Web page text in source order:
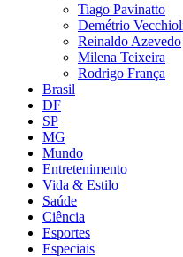
Tiago Pavinatto
Demétrio
Reinaldo Azevedo
Milena Teixeira
Rodrigo França
Brasil
DF
SP
MG
Mundo
Entretenimento
Vida & Estilo
Saúde
Ciência
Esportes
Especiais